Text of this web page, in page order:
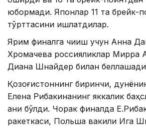
юбормади. Японлар 11 та брейк-
тўрттасини ишлатдилар.
Ярим финалга чиқиш учун Анна
Хромачева россияликлар Мирра
Диана Шнайдер билан
Қозоғистоннинг биринчи,
Елена Рибакинанинг яккалик
аниқ бўлди. Чорак финалда
ракеткаси, Польша вакили Ига